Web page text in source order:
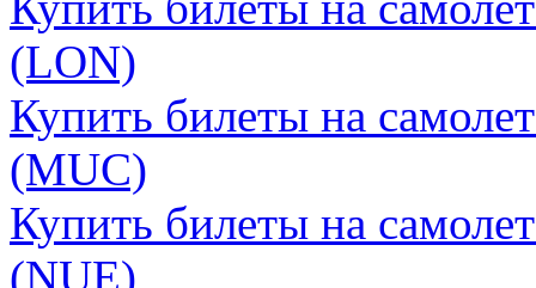
(LON)
Купить билеты на
(MUC)
Купить билеты на
(NUE)